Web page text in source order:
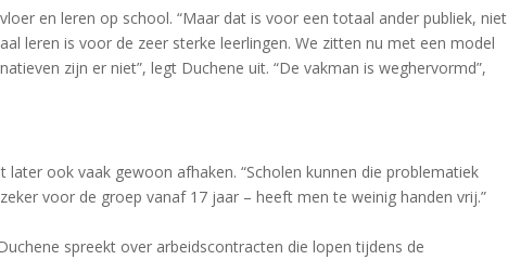
en leren op school. “Maar dat is voor een totaal ander publiek, niet
leren is voor de zeer sterke leerlingen. We zitten nu met een model
zijn er niet”, legt Duchene uit. “De vakman is weghervormd”,
ook vaak gewoon afhaken. “Scholen kunnen die problematiek
voor de groep vanaf 17 jaar – heeft men te weinig handen vrij.”
spreekt over arbeidscontracten die lopen tijdens de